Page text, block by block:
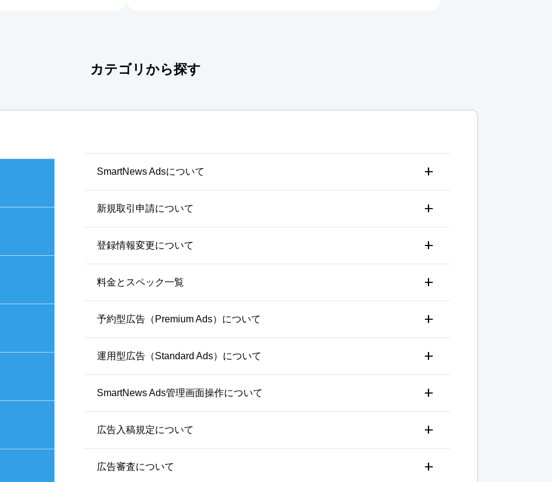
カテゴリから探す
SmartNews Adsについて
新規取引申請について
登録情報変更について
料金とスペック一覧
予約型広告（Premium Ads）について
運用型広告（Standard Ads）について
SmartNews Ads管理画面操作について
広告入稿規定について
広告審査について